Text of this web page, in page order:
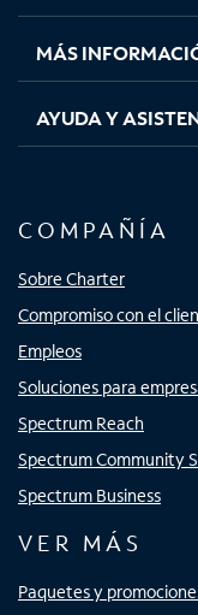
nuevanuevanuevanueva
MÁS
AYUDA Y
COMPAÑÍA
Sobre Charter
Compromiso con el
Empleos
Soluciones para
Spectrum Reach
Spectrum Community
Spectrum Business
VER MÁS
Paquetes y